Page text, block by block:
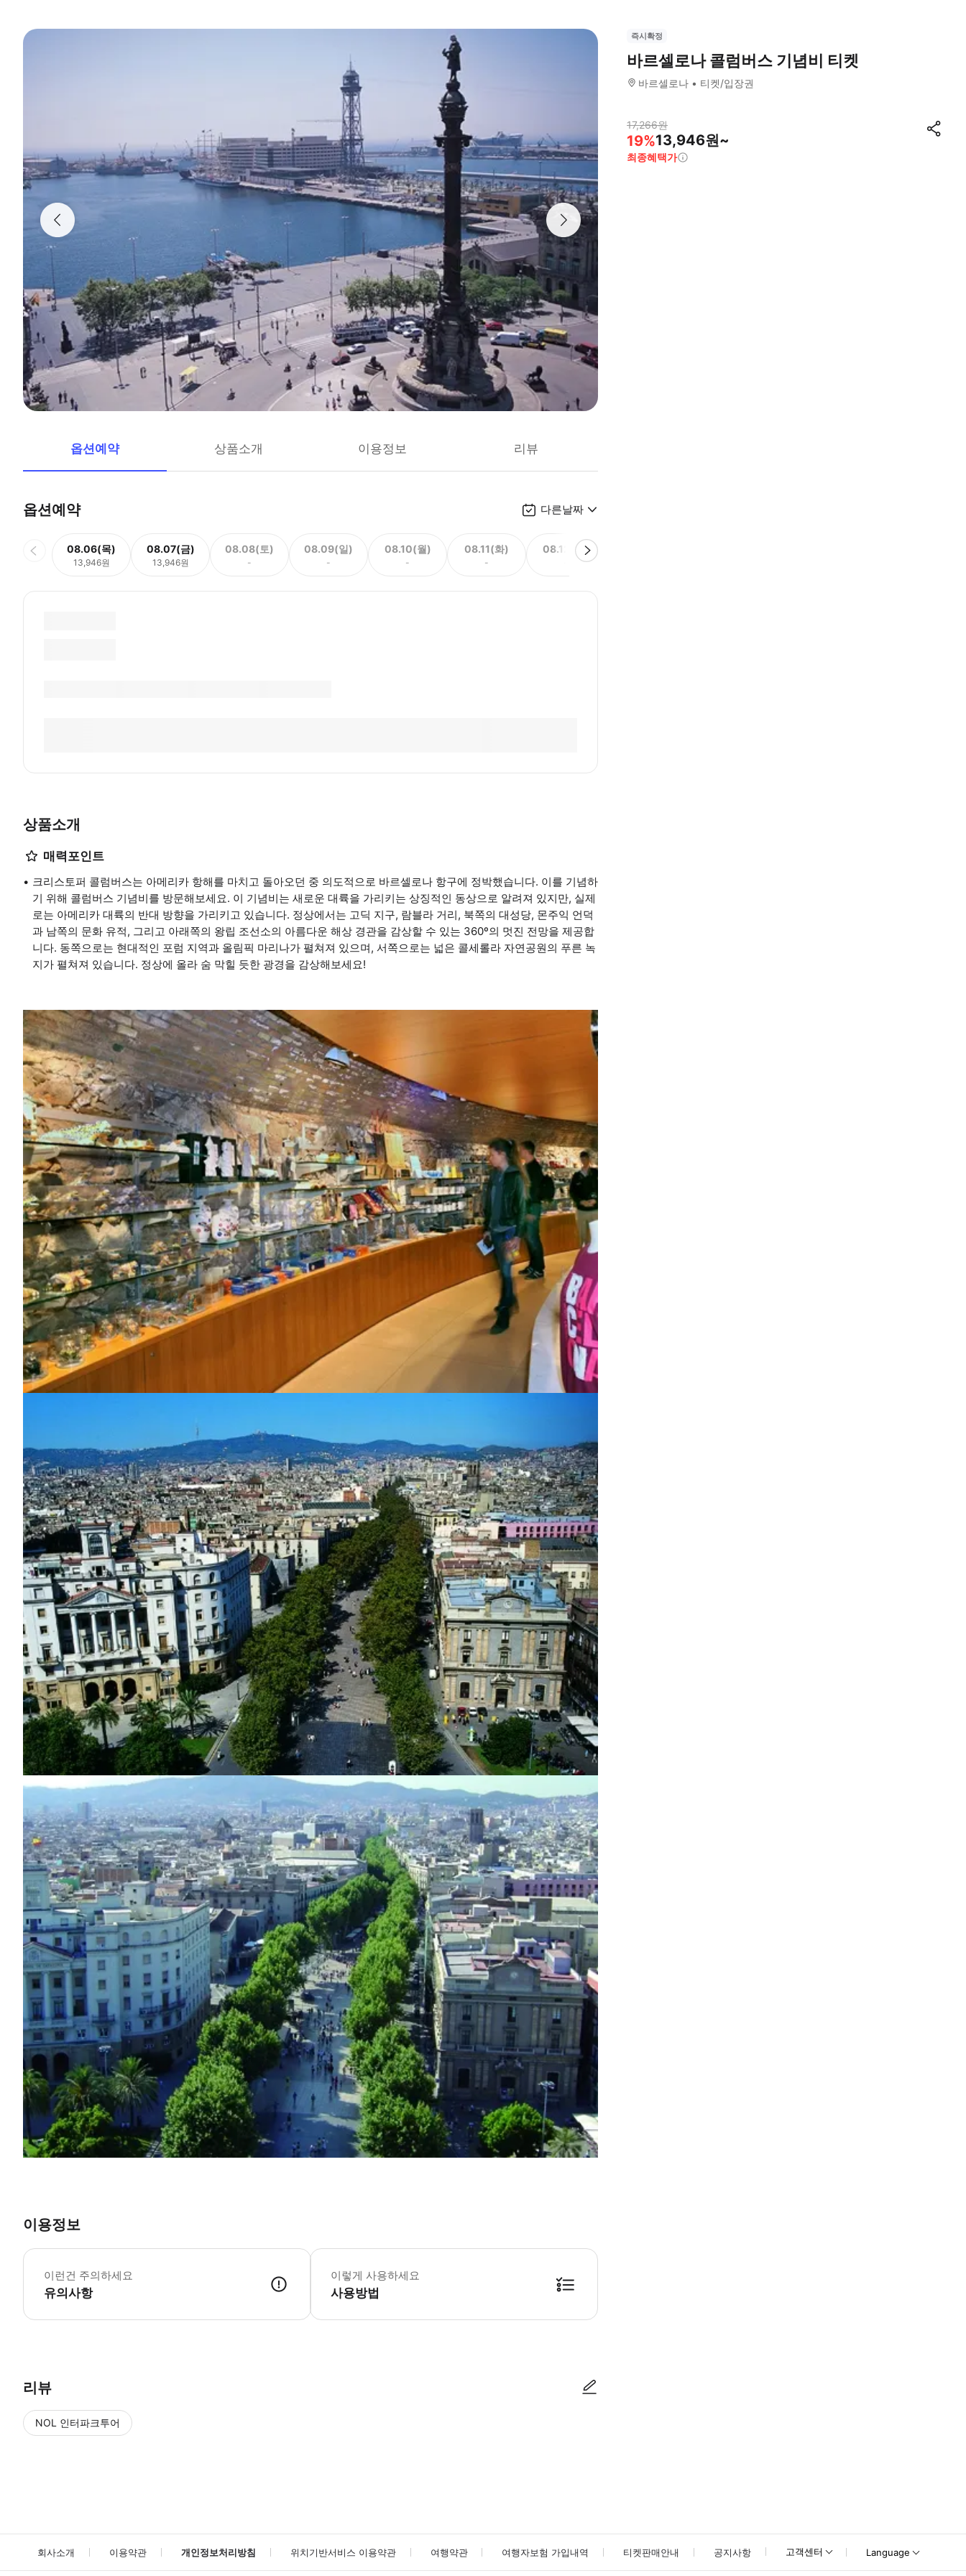
옵션예약 상품소개 이용정보 리뷰
옵션예약 다른날짜
08.06(목)
13,946원
08.07(금)
13,946원
08.08(토)
-
08.09(일)
-
08.10(월)
-
08.11(화)
-
08.12(수)
상품소개
매력포인트
크리스토퍼 콜럼버스는 아메리카 항해를 마치고 돌아오던 중 의도적으로 바르셀로나 항구에 정박했습니다. 이를 기념하
기 위해 콜럼버스 기념비를 방문해보세요. 이 기념비는 새로운 대륙을 가리키는 상징적인 동상으로 알려져 있지만, 실제
로는 아메리카 대륙의 반대 방향을 가리키고 있습니다. 정상에서는 고딕 지구, 람블라 거리, 북쪽의 대성당, 몬주익 언덕
과 남쪽의 문화 유적, 그리고 아래쪽의 왕립 조선소의 아름다운 해상 경관을 감상할 수 있는 360º의 멋진 전망을 제공합
니다. 동쪽으로는 현대적인 포럼 지역과 올림픽 마리나가 펼쳐져 있으며, 서쪽으로는 넓은 콜세롤라 자연공원의 푸른 녹
지가 펼쳐져 있습니다. 정상에 올라 숨 막힐 듯한 광경을 감상해보세요!
이용정보
이런건 주의하세요
유의사항
* 콜럼버스 기념비에 얽힌 흥미롭고 의미심장한 이야기를 통해 그 역사를 자세히 알아보세요. * 지상 60m 높이에 위치한 파노라마 존에 입장하여 숨 막힐
이렇게 사용하세요
사용방법
리뷰
NOL 인터파크투어
즉시확정
바르셀로나 콜럼버스 기념비 티켓
바르셀로나 티켓/입장권
17,266원
19%13,946원~
최종혜택가
회사소개 이용약관 개인정보처리방침 위치기반서비스 이용약관 여행약관 여행자보험 가입내역 티켓판매안내 공지사항 고객센터 Language